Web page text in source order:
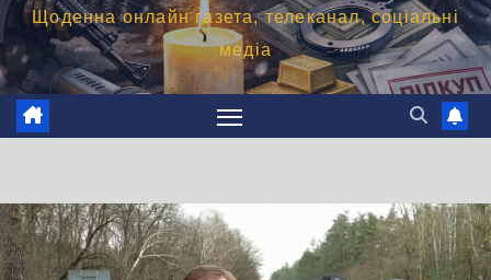
Щоденна онлайн газета, телеканал, соціальні
медіа
TV СЮЖЕТ У ЧЕРКАСАХ